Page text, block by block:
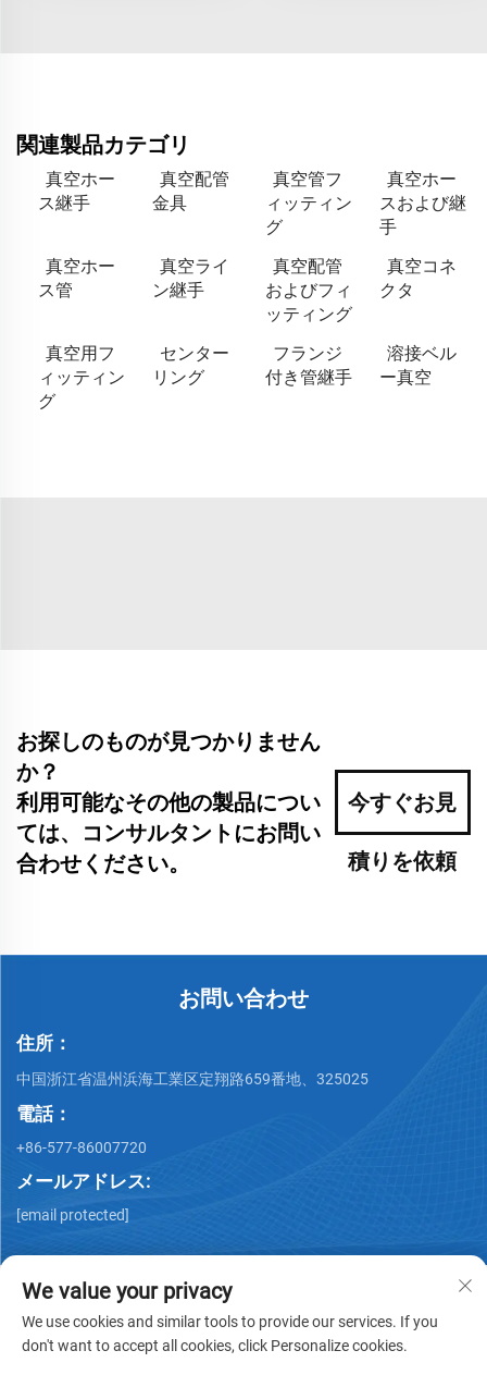
関連製品カテゴリ
真空ホー
ス継手
真空配管
金具
真空管フ
ィッティン
グ
真空ホー
スおよび継
手
真空ホー
ス管
真空ライ
ン継手
真空配管
およびフィ
ッティング
真空コネ
クタ
真空用フ
ィッティン
グ
センター
リング
フランジ
付き管継手
溶接ベル
ー真空
お探しのものが見つかりません
か？
利用可能なその他の製品につい
ては、コンサルタントにお問い
合わせください。
今すぐお見
積りを依頼
お問い合わせ
住所：
中国浙江省温州浜海工業区定翔路659番地、325025
電話：
+86-577-86007720
メールアドレス:
[email protected]
We value your privacy
We use cookies and similar tools to provide our services. If you
don't want to accept all cookies, click Personalize cookies.